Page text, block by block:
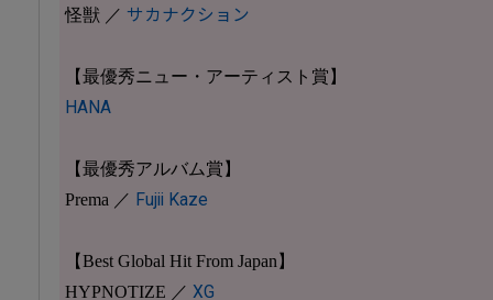
怪獣 ／ サカナクション
【最優秀ニュー・アーティスト賞】
HANA
【最優秀アルバム賞】
Prema ／ Fujii Kaze
【Best Global Hit From Japan】
HYPNOTIZE ／ XG